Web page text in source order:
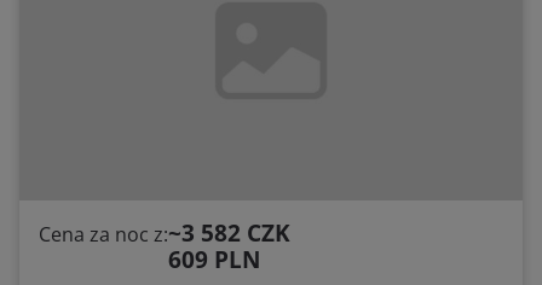
Cena za noc z:~3 582 CZK
609 PLN